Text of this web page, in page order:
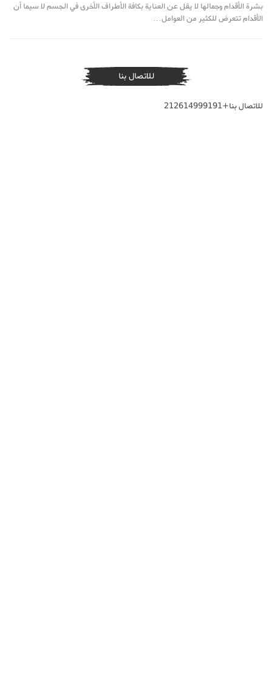
بشرة الأقدام وجمالها لا يقل عن العناية بكافة الأطراف الأخرى في الجسم لا سيما أن
الأقدام تتعرض للكثير من العوامل…
للاتصال بنا
للاتصال بنا+212614999191